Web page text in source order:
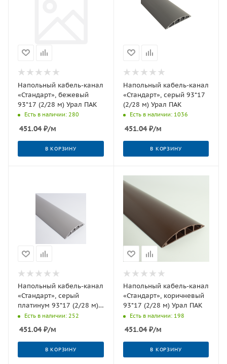
Напольный кабель-канал
«Стандарт», бежевый
93*17 (2/28 м) Урал ПАК
Есть в наличии: 280
451.04₽/м
В КОРЗИНУ
Напольный кабель-канал
«Стандарт», серый 93*17
(2/28 м) Урал ПАК
Есть в наличии: 1036
451.04₽/м
В КОРЗИНУ
Напольный кабель-канал
«Стандарт», серый
платинум 93*17 (2/28 м)
Урал ПАК
Есть в наличии: 252
451.04₽/м
В КОРЗИНУ
Напольный кабель-канал
«Стандарт», коричневый
93*17 (2/28 м) Урал ПАК
Есть в наличии: 198
451.04₽/м
В КОРЗИНУ